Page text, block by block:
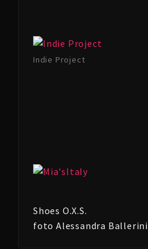
Indie Project
Shoes O.X.S.
foto Alessandra Ballerini